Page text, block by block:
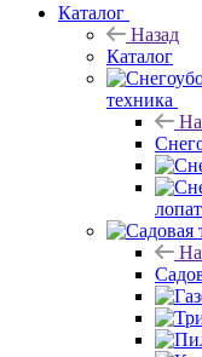
Каталог
Назад
Каталог
техника